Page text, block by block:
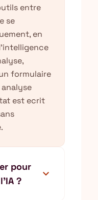
entre
se
en
formulaire
est ecrit
pour
?
expand_more